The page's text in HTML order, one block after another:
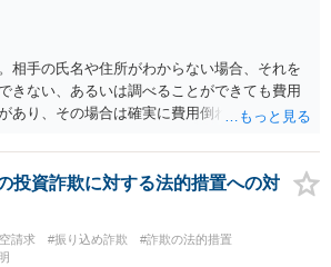
相手の氏名や住所がわからない場合、それを
きない、あるいは調べることができても費用
あり、その場合は確実に費用倒れになりそう
投資詐欺に対する法的措置への対
請求 #振り込め詐欺
#詐欺の法的措置